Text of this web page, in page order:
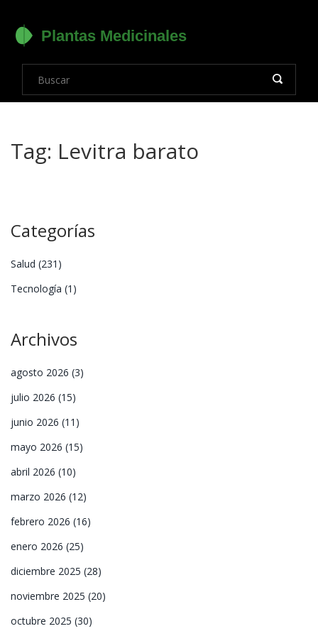
Tag: Levitra barato
Categorías
Salud (231)
Tecnología (1)
Archivos
agosto 2026 (3)
julio 2026 (15)
junio 2026 (11)
mayo 2026 (15)
abril 2026 (10)
marzo 2026 (12)
febrero 2026 (16)
enero 2026 (25)
diciembre 2025 (28)
noviembre 2025 (20)
octubre 2025 (30)